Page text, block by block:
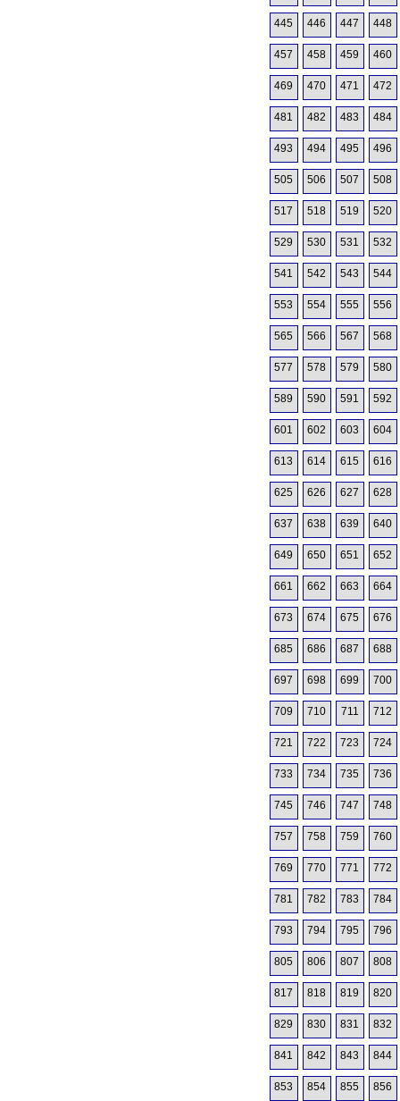
445 446 447 448
457 458 459 460
469 470 471 472
481 482 483 484
493 494 495 496
505 506 507 508
517 518 519 520
529 530 531 532
541 542 543 544
553 554 555 556
565 566 567 568
577 578 579 580
589 590 591 592
601 602 603 604
613 614 615 616
625 626 627 628
637 638 639 640
649 650 651 652
661 662 663 664
673 674 675 676
685 686 687 688
697 698 699 700
709 710 711 712
721 722 723 724
733 734 735 736
745 746 747 748
757 758 759 760
769 770 771 772
781 782 783 784
793 794 795 796
805 806 807 808
817 818 819 820
829 830 831 832
841 842 843 844
853 854 855 856